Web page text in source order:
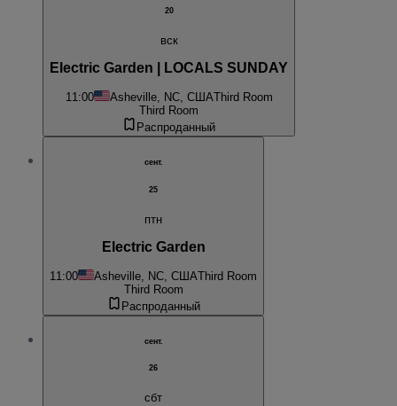
20
вск
Electric Garden | LOCALS SUNDAY
11:00 Asheville, NC, СШАThird Room
Third Room
Распроданный
сент.
25
птн
Electric Garden
11:00 Asheville, NC, СШАThird Room
Third Room
Распроданный
сент.
26
сбт